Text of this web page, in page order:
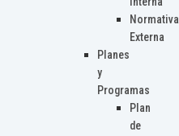
Normativa
Externa
Planes
y
Programas
Plan
de